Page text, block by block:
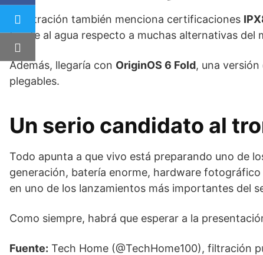
La filtración también menciona certificaciones
frente al agua respecto a muchas alternativas del
Además, llegaría con OriginOS 6 Fold, una
plegables.
Un serio candidato al
Todo apunta a que vivo está preparando uno de
generación, batería enorme, hardware
en uno de los lanzamientos más importantes del
Como siempre, habrá que esperar a la
Fuente: Tech Home (@TechHome100), filtración